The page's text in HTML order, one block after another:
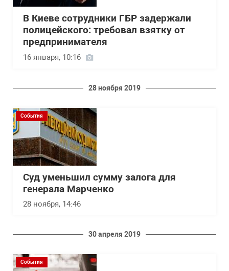
В Киеве сотрудники ГБР задержали
полицейского: требовал взятку от
предпринимателя
16 января, 10:16
28 ноября 2019
События
Суд уменьшил сумму залога для
генерала Марченко
28 ноября, 14:46
30 апреля 2019
События